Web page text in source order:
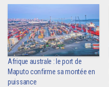
Afrique australe : le port de
Maputo confirme sa montée en
puissance